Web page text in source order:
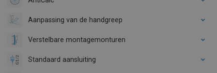
Aanpassing van de handgreep
Verstelbare montagemonturen
Standaard aansluiting